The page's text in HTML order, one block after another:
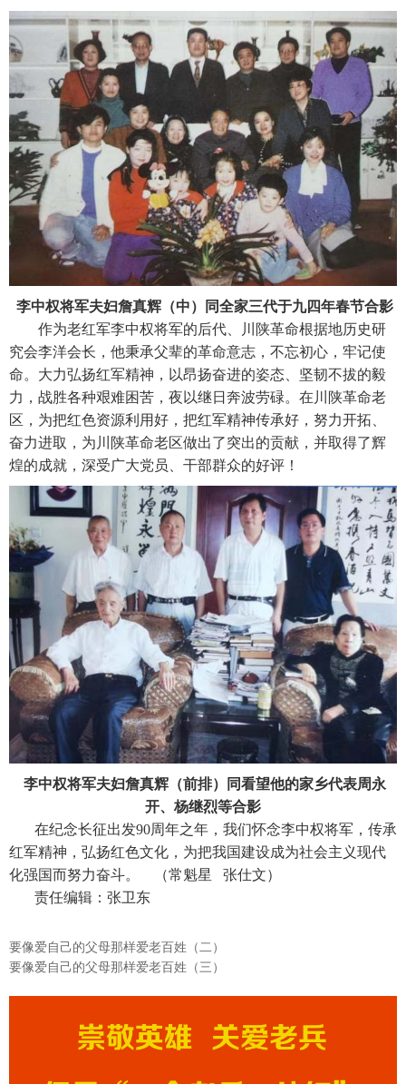
李中权将军夫妇詹真辉（中）同全家三代于九四年春节合影
作为老红军李中权将军的后代、川陕革命根据地历史研
究会李洋会长，他秉承父辈的革命意志，不忘初心，牢记使
命。大力弘扬红军精神，以昂扬奋进的姿态、坚韧不拔的毅
力，战胜各种艰难困苦，夜以继日奔波劳碌。在川陕革命老
区，为把红色资源利用好，把红军精神传承好，努力开拓、
奋力进取，为川陕革命老区做出了突出的贡献，并取得了辉
煌的成就，深受广大党员、干部群众的好评！
李中权将军夫妇詹真辉（前排）同看望他的家乡代表周永
开、杨继烈等合影
在纪念长征出发90周年之年，我们怀念李中权将军，传承
红军精神，弘扬红色文化，为把我国建设成为社会主义现代
化强国而努力奋斗。 （常魁星 张仕文）
责任编辑：张卫东
要像爱自己的父母那样爱老百姓（二）
要像爱自己的父母那样爱老百姓（三）